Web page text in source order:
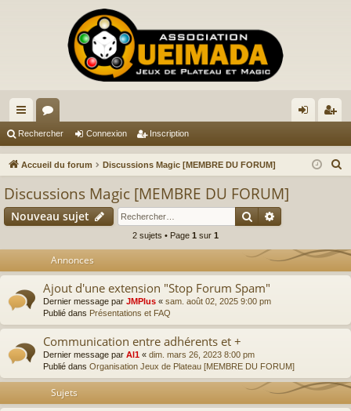
ac
co
s
or
u ne cri
Rechercher Connexion Inscription
Accueil du forum Discussions Magic [MEMBRE DU FORUM]
r
Discussions Magic [MEMBRE DU FORUM]
Nouveau sujet Rechercher
2 sujets • Page 1 sur 1
Annonces
Ajout d'une extension "Stop Forum Spam"
Dernier message par JMPlus « sam. août 02, 2025 9:00 pm
Publié dans Présentations et FAQ
Communication entre adhérents et +
Dernier message par Al1 « dim. mars 26, 2023 8:00 pm
Publié dans Organisation Jeux de Plateau [MEMBRE DU FORUM]
Sujets